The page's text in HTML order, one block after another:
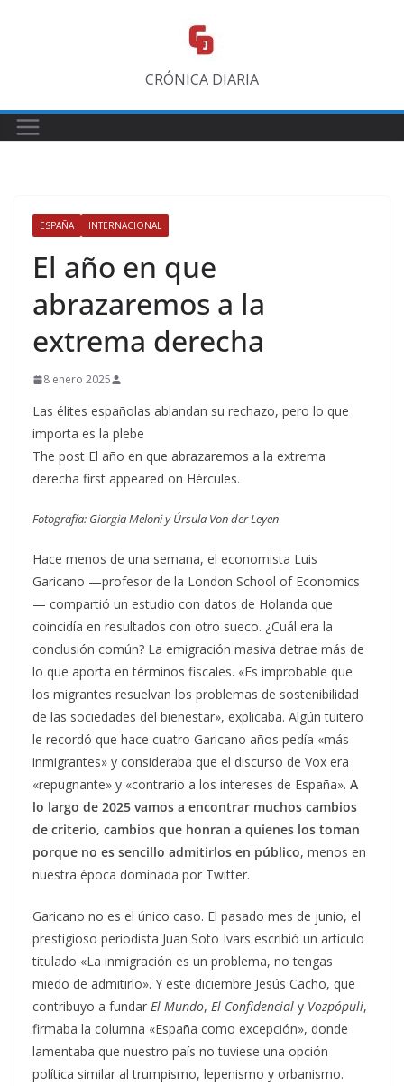
CRÓNICA DIARIA
ESPAÑA INTERNACIONAL
El año en que
abrazaremos a la
extrema derecha
8 enero 2025
Las élites españolas ablandan su rechazo, pero lo que
importa es la plebe
The post El año en que abrazaremos a la extrema
derecha first appeared on Hércules.
Fotografía: Giorgia Meloni y Úrsula Von der Leyen
Hace menos de una semana, el economista Luis
Garicano —profesor de la London School of Economics
— compartió un estudio con datos de Holanda que
coincidía en resultados con otro sueco. ¿Cuál era la
conclusión común? La emigración masiva detrae más de
lo que aporta en términos fiscales. «Es improbable que
los migrantes resuelvan los problemas de sostenibilidad
de las sociedades del bienestar», explicaba. Algún tuitero
le recordó que hace cuatro Garicano años pedía «más
inmigrantes» y consideraba que el discurso de Vox era
«repugnante» y «contrario a los intereses de España». A
lo largo de 2025 vamos a encontrar muchos cambios
de criterio, cambios que honran a quienes los toman
porque no es sencillo admitirlos en público, menos en
nuestra época dominada por Twitter.
Garicano no es el único caso. El pasado mes de junio, el
prestigioso periodista Juan Soto Ivars escribió un artículo
titulado «La inmigración es un problema, no tengas
miedo de admitirlo». Y este diciembre Jesús Cacho, que
contribuyo a fundar El Mundo, El Confidencial y Vozpópuli,
firmaba la columna «España como excepción», donde
lamentaba que nuestro país no tuviese una opción
política similar al trumpismo, lepenismo y orbanismo.